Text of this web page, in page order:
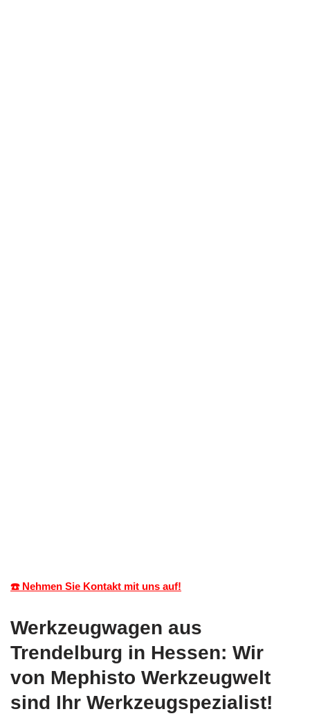
☎️ Nehmen Sie Kontakt mit uns auf!
Werkzeugwagen aus
Trendelburg in Hessen: Wir
von Mephisto Werkzeugwelt
sind Ihr Werkzeugspezialist!